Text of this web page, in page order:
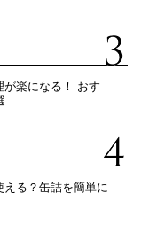
が楽になる！ おす
る？缶詰を簡単に